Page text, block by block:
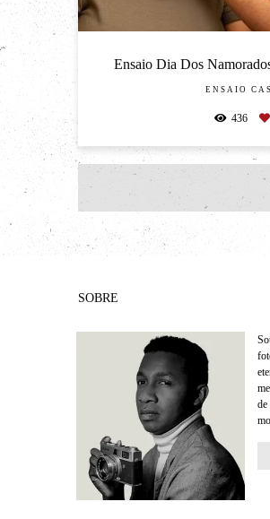
Ensaio Dia Dos
ENSAIO
436
SOBRE
de